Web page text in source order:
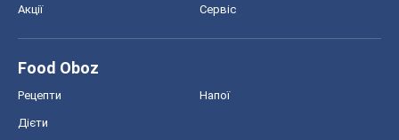
Акції Сервіс
Food Oboz
Рецепти Напої
Дієти